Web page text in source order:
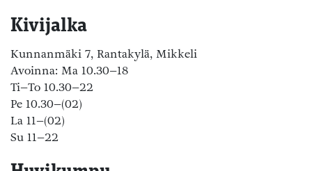
Kivijalka
Kunnanmäki 7, Rantakylä, Mikkeli
Avoinna: Ma 10.30–18
Ti–To 10.30–22
Pe 10.30–(02)
La 11–(02)
Su 11–22